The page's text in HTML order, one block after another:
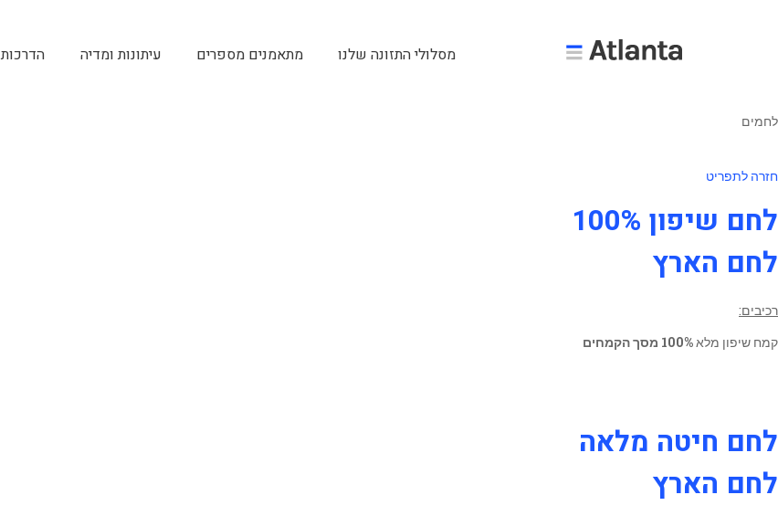
מסלולי התזונה שלנו מתאמנים מספרים עיתונות ומדיה הדרכות
לחמים
חזרה לתפריט
לחם שיפון 100%
לחם הארץ
רכיבים:
קמח שיפון מלא100% מסך הקמחים
לחם חיטה מלאה
לחם הארץ